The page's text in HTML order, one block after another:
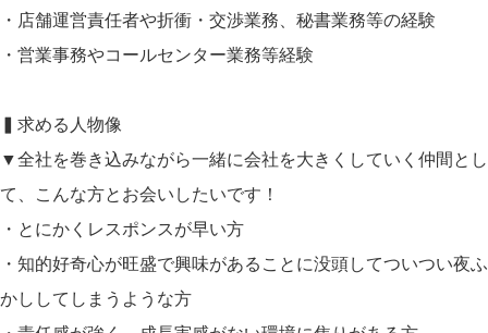
・店舗運営責任者や折衝・交渉業務、秘書業務等の経験
・営業事務やコールセンター業務等経験
▍求める人物像
▼全社を巻き込みながら一緒に会社を大きくしていく仲間とし
て、こんな方とお会いしたいです！
・とにかくレスポンスが早い方
・知的好奇心が旺盛で興味があることに没頭してついつい夜ふ
かししてしまうような方